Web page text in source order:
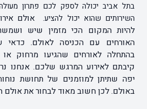
בתל אביב יכולה לספק לכם פתרון מעולה
השירותים שהוא יכול להציע.אולם
להיות המקום הכי מזמין שיש
האורחים עם הכניסה לאולם. כדאי
בהתחלה לאורחים שהגיעו מרחוק
קיבתם לאירוע המרגש שלכם. אנחנו
יפה שתיתן למוזמנים של תחושת
באולם. לכן חשוב מאוד לבחור את אולם